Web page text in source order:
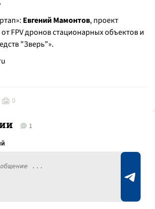
Евгений Мамонтов, проект
FPV дронов стационарных объектов и
"Зверь"».
0
1